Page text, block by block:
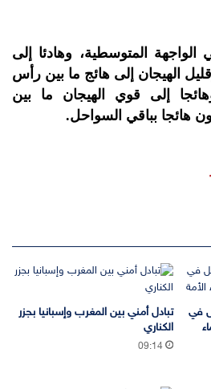
المتوسطية، وهادئا إلى
الهيجان إلى هائج ما بين رأس
إلى قوي الهيجان ما بين
هائجا بباقي السواحل.
في
تبادل أمني بين المغرب وإسبانيا بجزر
الكناري
09:14